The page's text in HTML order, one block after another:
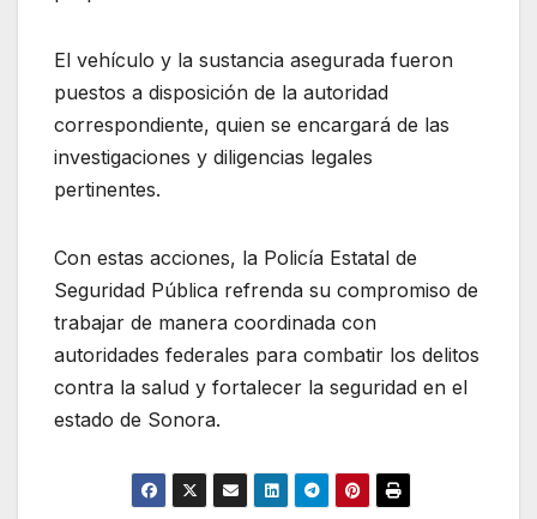
El vehículo y la sustancia asegurada fueron
puestos a disposición de la autoridad
correspondiente, quien se encargará de las
investigaciones y diligencias legales
pertinentes.
Con estas acciones, la Policía Estatal de
Seguridad Pública refrenda su compromiso de
trabajar de manera coordinada con
autoridades federales para combatir los delitos
contra la salud y fortalecer la seguridad en el
estado de Sonora.